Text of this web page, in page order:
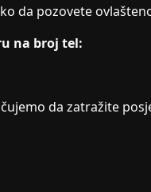
da pozovete
na broj tel:
da zatražite